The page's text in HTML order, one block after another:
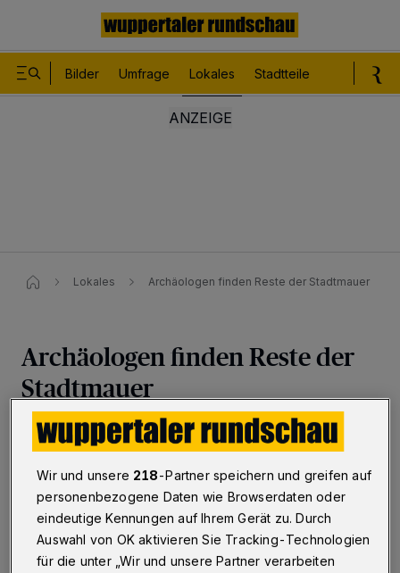
Bilder Umfrage Lokales Stadtteile
Lokales Archäologen finden Reste der Stadtmauer
Archäologen finden Reste der
Stadtmauer
Wuppertal
In der Schwanenstraße wird seit Anfang
Juli gebaut: Die Stadtwerke verlegen Leitungen, ehe die
Straße eine neue Pflasterung bekommt. Mit einer
einheitlichen neuen Pflasterung für die ganze
Elberfelder Innenstadt soll ein frisches Erscheinungsbild
für die City entstehen.
Wir und unsere 218-Partner speichern und greifen auf
personenbezogene Daten wie Browserdaten oder
eindeutige Kennungen auf Ihrem Gerät zu. Durch
Auswahl von OK aktivieren Sie Tracking-Technologien
für die unter „Wir und unsere Partner verarbeiten